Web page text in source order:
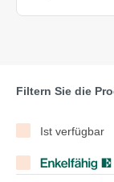
Filtern Sie die
Ist verfügbar